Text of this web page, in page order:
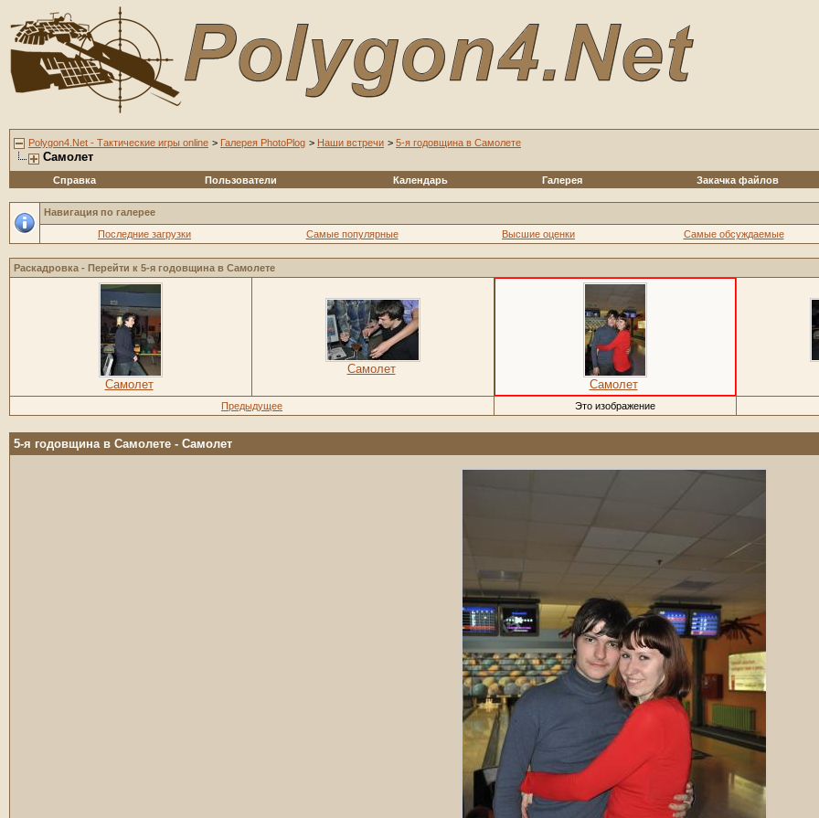
Polygon4.Net - Тактические игры online > Галерея PhotoPlog > Наши встречи > 5-я годовщина в Самолете
Самолет
Справка Пользователи Календарь Галерея Закачка файлов
Навигация по галерее
Последние загрузки
Самые популярные Высшие оценки Самые обсуждаемые
Раскадровка - Перейти к 5-я годовщина в Самолете
Самолет
Самолет
Самолет
Предыдущее Это изображение
5-я годовщина в Самолете - Самолет